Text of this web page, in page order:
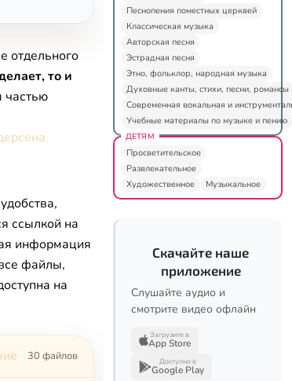
отдельного
то и
частью
ссылкой на
информация
файлы,
на
30 файлов
Песнопения поместных церквей
Классическая музыка
Авторская песня
Эстрадная песня
Этно, фольклор, народная музыка
Духовные канты, стихи, песни, романсы
Современная вокальная и
Учебные материалы по музыке и пению
ДЕТЯМ
Просветительское
Развлекательное
Художественное
Музыкальное
Скачайте наше
приложение
Слушайте аудио и
смотрите видео офлайн
Загрузите в
App Store
Доступно в
Google Play